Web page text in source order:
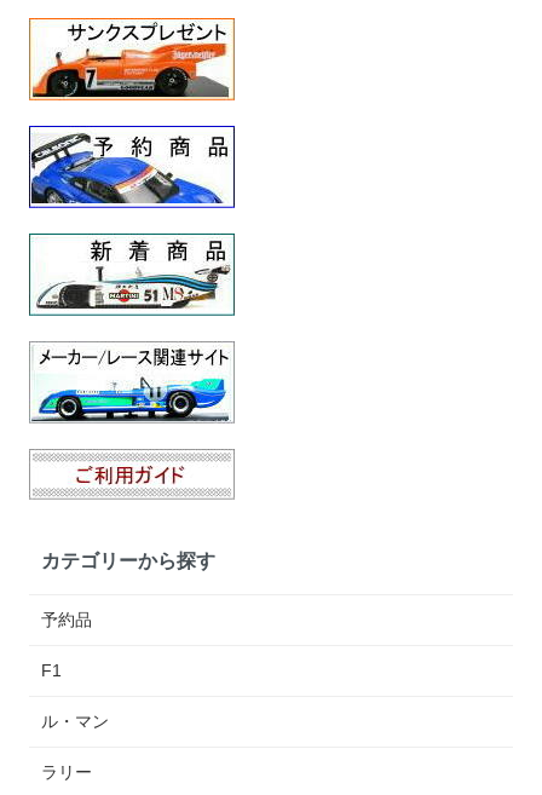
カテゴリーから探す
予約品
F1
ル・マン
ラリー